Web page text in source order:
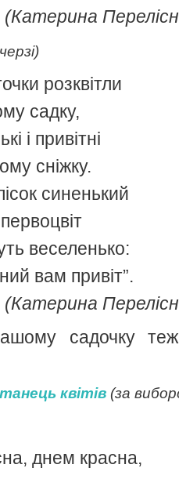
(Катерина
розквітли
садку,
і привітні
сніжку.
синенький
веселенько:
вам привіт”.
(Катерина
садочку теж
танець квітів (за
днем красна,